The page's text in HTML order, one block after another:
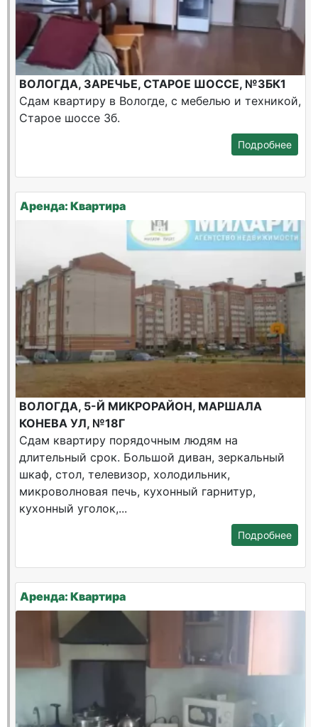
ВОЛОГДА, ЗАРЕЧЬЕ, СТАРОЕ ШОССЕ, №3БК1
Сдам квартиру в Вологде, с мебелью и техникой,
Старое шоссе 3б.
Подробнее
Аренда: Квартира
ВОЛОГДА, 5-Й МИКРОРАЙОН, МАРШАЛА
КОНЕВА УЛ, №18Г
Сдам квартиру порядочным людям на
длительный срок. Большой диван, зеркальный
шкаф, стол, телевизор, холодильник,
микроволновая печь, кухонный гарнитур,
кухонный уголок,...
Подробнее
Аренда: Квартира